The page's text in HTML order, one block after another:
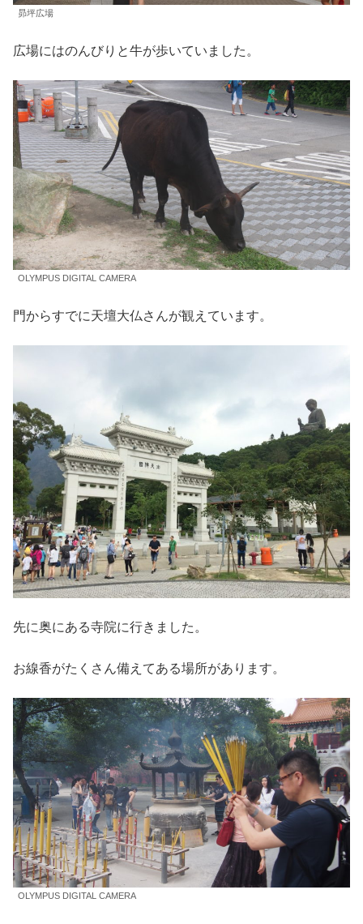
昴坪広場
広場にはのんびりと牛が歩いていました。
OLYMPUS DIGITAL CAMERA
門からすでに天壇大仏さんが観えています。
先に奥にある寺院に行きました。
お線香がたくさん備えてある場所があります。
OLYMPUS DIGITAL CAMERA